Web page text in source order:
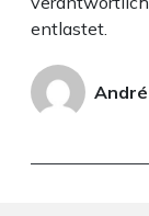
entlastet.